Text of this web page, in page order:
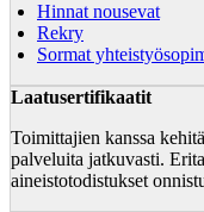
Hinnat nousevat
Rekry
Sormat
Laatusertifikaatit
Toimittajien kanssa
palveluita jatkuvasti.
aineistotodistukset